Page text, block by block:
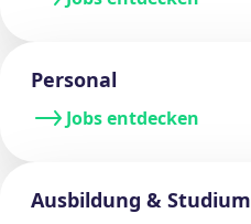
Personal
Jobs entdecken
Ausbildung & Studium